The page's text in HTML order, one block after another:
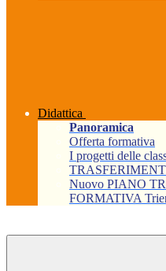
Didattica
Panoramica
Offerta formativa
I progetti delle
Nuovo PIANO
FORMATIVA